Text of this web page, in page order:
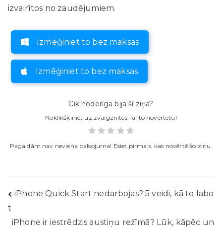
izvairītos no zaudējumiem.
Izmēģiniet to bez maksas
Izmēģiniet to bez maksas
Cik noderīga bija šī ziņa?
Noklikšķiniet uz zvaigznītes, lai to novērtētu!
Pagaidām nav neviena balsojuma! Esiet pirmais, kas novērtē šo ziņu.
Ziņu
navigācija
iPhone Quick Start nedarbojas? 5 veidi, kā to labo
t
iPhone ir iestrēdzis austiņu režīmā? Lūk, kāpēc un